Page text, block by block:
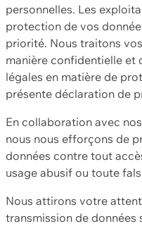
personnelles. Les
protection de vos
priorité. Nous traitons
manière confidentielle et
légales en matière de
présente déclaration de
En collaboration avec
nous nous efforçons de
données contre tout
usage abusif ou toute
Nous attirons votre
transmission de données